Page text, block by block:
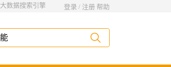
登录 / 注册 帮助
大数据搜索引擎